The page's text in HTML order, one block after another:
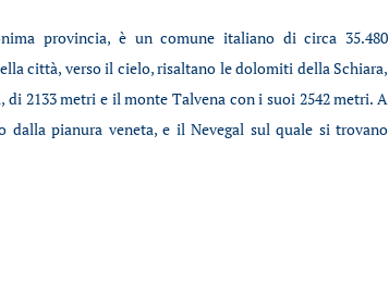
provincia, è un comune italiano di circa 35.480
città, verso il cielo, risaltano le dolomiti della Schiara,
di 2133 metri e il monte Talvena con i suoi 2542 metri. A
dalla pianura veneta, e il Nevegal sul quale si trovano